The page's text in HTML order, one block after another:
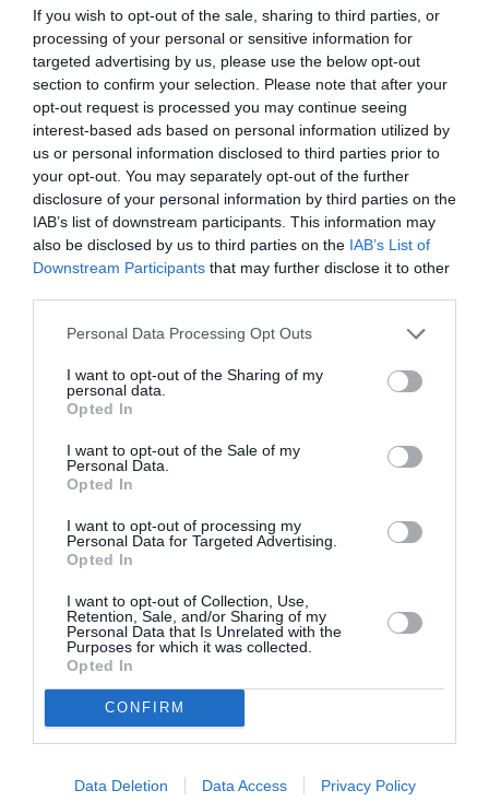
If you wish to opt-out of the sale, sharing to third parties, or
processing of your personal or sensitive information for
targeted advertising by us, please use the below opt-out
section to confirm your selection. Please note that after your
opt-out request is processed you may continue seeing
interest-based ads based on personal information utilized by
us or personal information disclosed to third parties prior to
your opt-out. You may separately opt-out of the further
disclosure of your personal information by third parties on the
IAB’s list of downstream participants. This information may
also be disclosed by us to third parties on the IAB’s List of
Downstream Participants that may further disclose it to other
Personal Data Processing Opt Outs
I want to opt-out of the Sharing of my
personal data.
Opted In
I want to opt-out of the Sale of my
Personal Data.
Opted In
I want to opt-out of processing my
Personal Data for Targeted Advertising.
Opted In
I want to opt-out of Collection, Use,
Retention, Sale, and/or Sharing of my
Personal Data that Is Unrelated with the
Purposes for which it was collected.
Opted In
CONFIRM
Data Deletion Data Access Privacy Policy
Merci Hidalgo!
RÉPONDRE
LAISSER UN COMMENTAIRE
FAIRE UN DON
Appel aux lecteurs !
Soutenez Air Journal participez
DERNIERS COMMENTAIRES
a commenté l'article :
Ryanair au Maroc : un programme hivernal record pour